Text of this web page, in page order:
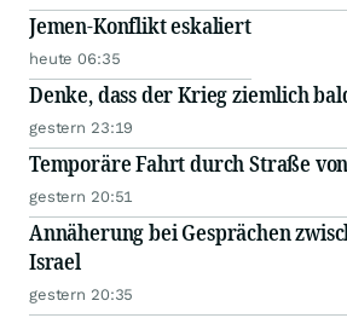
Jemen-Konflikt eskaliert
heute 06:35
Denke, dass der Krieg ziemlich
gestern 23:19
Temporäre Fahrt durch Straße
gestern 20:51
Annäherung bei Gesprächen
Israel
gestern 20:35